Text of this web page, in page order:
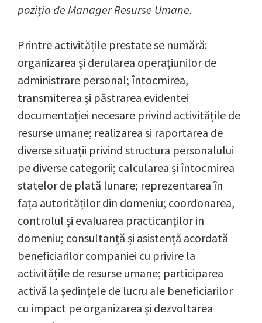
poziția de Manager Resurse Umane.
Printre activitățile prestate se numără:
organizarea și derularea operațiunilor de
administrare personal; întocmirea,
transmiterea și păstrarea evidentei
documentației necesare privind activitățile de
resurse umane; realizarea si raportarea de
diverse situații privind structura personalului
pe diverse categorii; calcularea și întocmirea
statelor de plată lunare; reprezentarea în
fața autorităților din domeniu; coordonarea,
controlul și evaluarea practicanților in
domeniu; consultanță și asistență acordată
beneficiarilor companiei cu privire la
activitățile de resurse umane; participarea
activă la ședințele de lucru ale beneficiarilor
cu impact pe organizarea și dezvoltarea